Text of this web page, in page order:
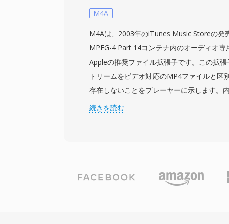
ック変換、複数の予測モード、低ビットレ
CAVSを国家デジタルテレビ放送システムの
し、国内のセットトップボックスやテレビ
確保しました。H.264やHEVCと比較して国
が、CAVSの重要性は世界最大級のメディア
支配的な動画コーディング規格に対する実
実証している点にあります。
M4A
M4Aは、2003年のiTunes Music Storeの発
MPEG-4 Part 14コンテナ内のオーディオ専
Appleの推奨ファイル拡張子です。この拡
トリームをビデオ対応のMP4ファイルと区
存在しないことをプレーヤーに示します。
ルはAAC-LC(Advanced Audio Coding, Low
MP3よりも優れた音質を提供します。最大
と最大24ビットのビット深度をサポートし
続きを読む